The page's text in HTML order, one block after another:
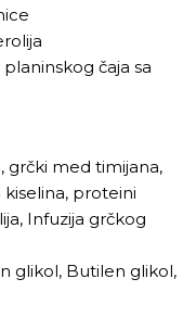
čaja sa
grčki med timijana,
kiselina, proteini
Infuzija grčkog
glikol, Butilen glikol,